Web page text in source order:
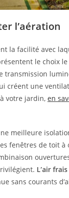
l’aération
la facilité avec
le choix
transmission
créent une
votre jardin, en
meilleure
fenêtres de toit
L’air
sans courants